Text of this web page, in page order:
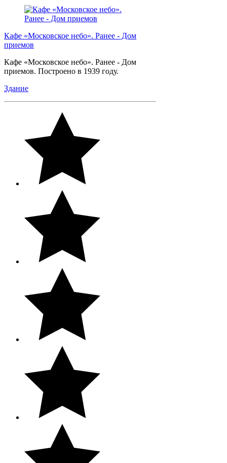
Кафе «Московское небо». Ранее - Дом
приемов
Кафе «Московское небо». Ранее - Дом
приемов. Построено в 1939 году.
Здание